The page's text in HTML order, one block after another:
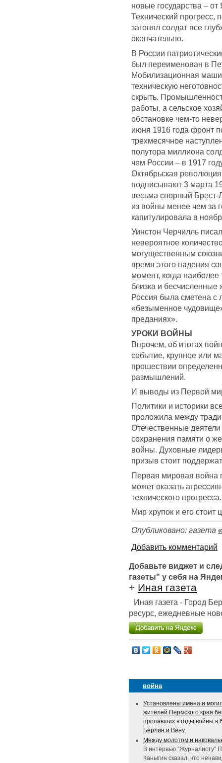
новые государства –
Технический
загонял солдат все
окончательно.
В России
был переименован в
Мобилизационная
техническую
скрыть.
работы, а сельское
обстановке чем-то
июня 1916 года фронт
трехмесячное
полутора миллиона
чем России – в 1917
Октябрьская
подписывают 3 марта
весьма спорный Брест-
из войны менее чем за
капитулировала в
Уинстон Черчилль
невероятное
могущественным
время этого падения
момент, когда
близка и
Россия была сметена с
«безыменное
преданиях».
УРОКИ ВОЙНЫ
Впрочем, об итогах
событие, крупное или
прошествии
размышлений.
И выводы из Первой
Политики и историки
проложила между
Отечественные
сохранения памяти о
войны. Духовные
призыв стоит
Первая мировая война
может оказать
технического прогресса.
Мир хрупок и его стоит
Опубликовано: газета
Добавить комментарий
Добавьте виджет и
газеты" у себя на
+ Иная газета
Иная газета - Город
ресурс, ежедневные
война
Установлены имена и
жителей Пермского края
пропавших в годы войны в
Берлин и Вену
Между молотом и
В интервью "Журналисту"
Каныгин сказал, что